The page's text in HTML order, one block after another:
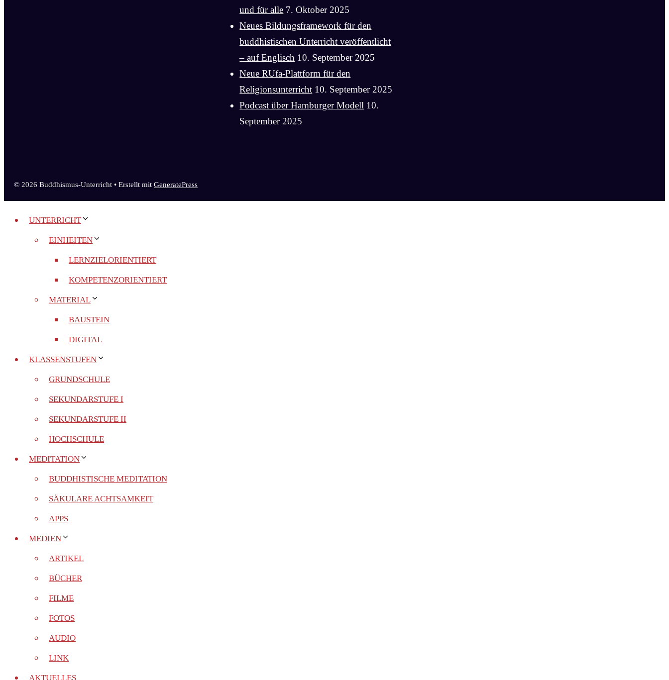
und für alle 7. Oktober 2025
Neues Bildungsframework für den
buddhistischen Unterricht veröffentlicht
– auf Englisch 10. September 2025
Neue RUfa-Plattform für den
Religionsunterricht 10. September 2025
Podcast über Hamburger Modell 10.
September 2025
© 2026 Buddhismus-Unterricht • Erstellt mit GeneratePress
UNTERRICHT
EINHEITEN
LERNZIELORIENTIERT
KOMPETENZORIENTIERT
MATERIAL
BAUSTEIN
DIGITAL
KLASSENSTUFEN
GRUNDSCHULE
SEKUNDARSTUFE I
SEKUNDARSTUFE II
HOCHSCHULE
MEDITATION
BUDDHISTISCHE MEDITATION
SÄKULARE ACHTSAMKEIT
APPS
MEDIEN
ARTIKEL
BÜCHER
FILME
FOTOS
AUDIO
LINK
AKTUELLES